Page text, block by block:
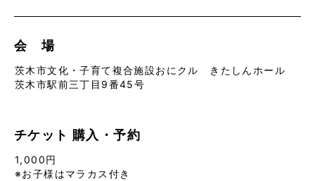
会 場
茨木市文化・子育て複合施設おにクル きたしんホール
茨木市駅前三丁目9番45号
チケット 購入・予約
1,000円
※お子様はマラカス付き